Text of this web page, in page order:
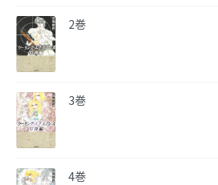
2巻
3巻
4巻